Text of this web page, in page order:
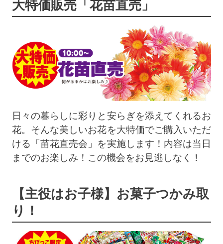
大特価販売「花苗直売」
日々の暮らしに彩りと安らぎを添えてくれるお
花。そんな美しいお花を大特価でご購入いただ
ける「苗花直売会」を実施します！内容は当日
までのお楽しみ！この機会をお見逃しなく！
【主役はお子様】お菓子つかみ取
り！